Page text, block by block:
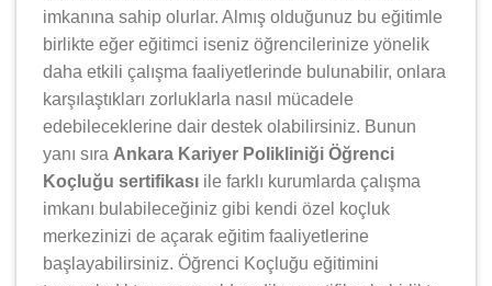
imkanına sahip olurlar. Almış olduğunuz bu eğitimle
birlikte eğer eğitimci iseniz öğrencilerinize yönelik
daha etkili çalışma faaliyetlerinde bulunabilir, onlara
karşılaştıkları zorluklarla nasıl mücadele
edebileceklerine dair destek olabilirsiniz. Bunun
yanı sıra Ankara Kariyer Polikliniği Öğrenci
Koçluğu sertifikası ile farklı kurumlarda çalışma
imkanı bulabileceğiniz gibi kendi özel koçluk
merkezinizi de açarak eğitim faaliyetlerine
başlayabilirsiniz. Öğrenci Koçluğu eğitimini